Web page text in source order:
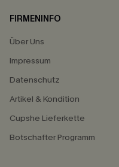
FIRMENINFO
Über Uns
Impressum
Datenschutz
Artikel & Kondition
Cupshe Lieferkette
Botschafter Programm